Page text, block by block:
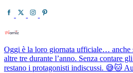
Oggi è la loro giornata ufficiale… anche
altre tre durante l’anno. Senza contare
restano i protagonisti indiscussi. 😅🐱